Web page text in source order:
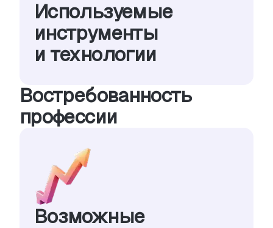
Используемые
инструменты
и технологии
Востребованность
профессии
Возможные